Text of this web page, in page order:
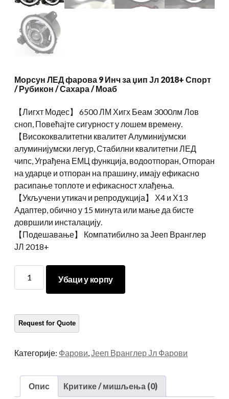
Морсун ЛЕД фарова 9 Инч за џип Јл 2018+ Спорт
/ Рубикон / Сахара / Моаб
【Лигхт Модес】 6500 ЛМ Хигх Беам 3000лм Лов
сноп, Повећајте сигурност у лошем времену.
【Висококвалитетни квалитет Алуминијумски
алуминијумски легур, Стабилни квалитетни ЛЕД
чипс, Уграђена ЕМЦ функција, водоотпоран, Отпоран
на ударце и отпоран на прашину, имају ефикасно
расипање топлоте и ефикасност хлађења.
【Укључени утикач и репродукција】 Х4 и Х13
Адаптер, обично у 15 минута или мање да бисте
довршили инсталацију.
【Подешавање】 Компатибилно за Јееп Вранглер
ЈЛ 2018+
ЛЕД
Инч
за
Јл
Спорт
Убаци у корпу
Категорије: Фарови Јееп Вранглер Јл Фарови
Опис Критике / мишљења (0)